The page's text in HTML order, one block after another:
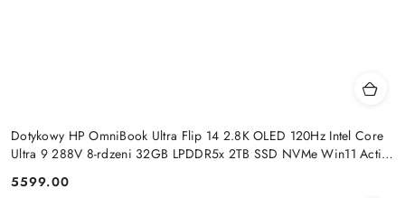
Dotykowy HP OmniBook Ultra Flip 14 2.8K OLED 120Hz Intel Core
Ultra 9 288V 8-rdzeni 32GB LPDDR5x 2TB SSD NVMe Win11 Active
Cena:
5599.00